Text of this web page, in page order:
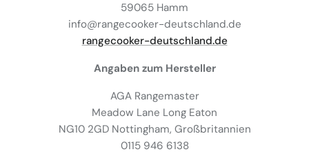
59065 Hamm
info@rangecooker-deutschland.de
rangecooker-deutschland.de
Angaben zum Hersteller
AGA Rangemaster
Meadow Lane Long Eaton
NG10 2GD Nottingham, Großbritannien
0115 946 6138